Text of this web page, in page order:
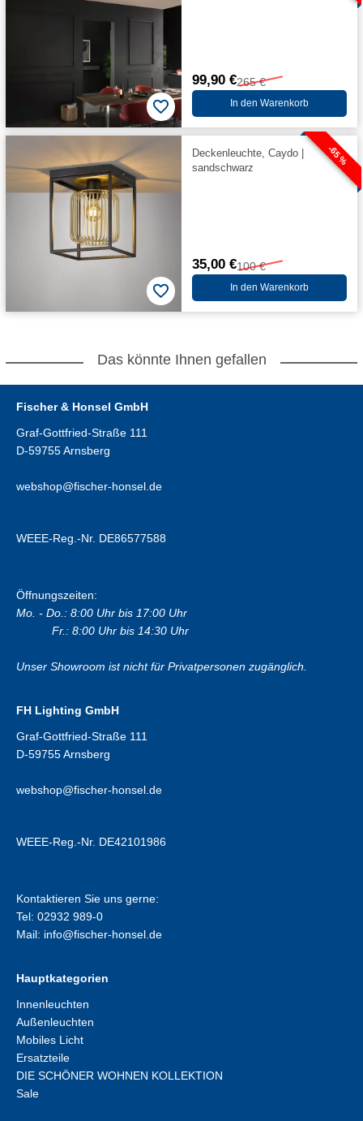
99,90 €265 €
In den Warenkorb
-65 %
Deckenleuchte, Caydo |
sandschwarz
35,00 €100 €
In den Warenkorb
Das könnte Ihnen gefallen
Fischer & Honsel GmbH
Graf-Gottfried-Straße 111
D-59755 Arnsberg
webshop@fischer-honsel.de
WEEE-Reg.-Nr. DE86577588
Öffnungszeiten:
Mo. - Do.: 8:00 Uhr bis 17:00 Uhr
Fr.: 8:00 Uhr bis 14:30 Uhr
Unser Showroom ist nicht für Privatpersonen zugänglich.
FH Lighting GmbH
Graf-Gottfried-Straße 111
D-59755 Arnsberg
webshop@fischer-honsel.de
WEEE-Reg.-Nr. DE42101986
Kontaktieren Sie uns gerne:
Tel: 02932 989-0
Mail: info@fischer-honsel.de
Hauptkategorien
Innenleuchten
Außenleuchten
Mobiles Licht
Ersatzteile
DIE SCHÖNER WOHNEN KOLLEKTION
Sale